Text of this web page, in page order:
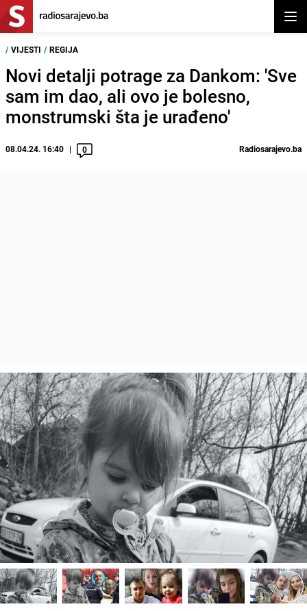
/ VIJESTI / REGIJA
Novi detalji potrage za Dankom: 'Sve
sam im dao, ali ovo je bolesno,
monstrumski šta je urađeno'
08.04.24. 16:40 0 Radiosarajevo.ba